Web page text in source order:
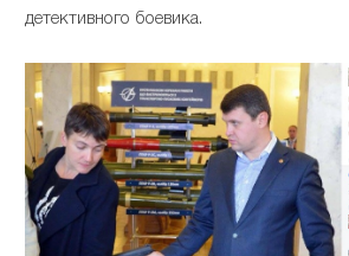
детективного боевика.